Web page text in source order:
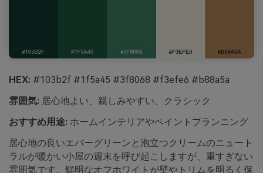
HEX: #103b2f #1f5a45 #3f8068 #f3efe6 #b88a5a
雰囲気: 居心地よい、親しみやすい、クラシック
おすすめ用途: ホームインテリアやペイントプランニング
居心地の良いエバーグリーンと泡立つクリームのニュート
ラルが暖かい小屋の週末を呼び起こしますが、重すぎない
雰囲気です。鮮明なオフホワイトが壁やトリムを明るく保